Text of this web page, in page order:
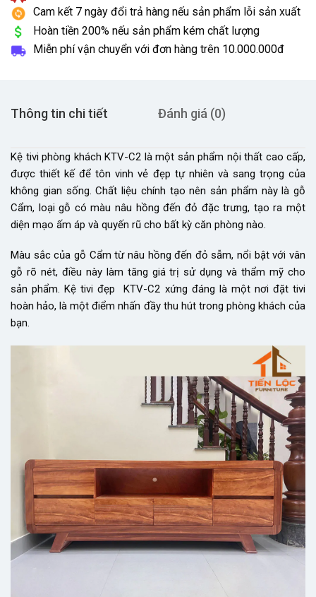
Cam kết 7 ngày đổi trả hàng nếu sản phẩm lỗi sản xuất
Hoàn tiền 200% nếu sản phẩm kém chất lượng
Miễn phí vận chuyển với đơn hàng trên 10.000.000đ
Thông tin chi tiết Đánh giá (0)
Kệ tivi phòng khách KTV-C2 là một sản phẩm nội thất cao cấp,
được thiết kế để tôn vinh vẻ đẹp tự nhiên và sang trọng của
không gian sống. Chất liệu chính tạo nên sản phẩm này là gỗ
Cẩm, loại gỗ có màu nâu hồng đến đỏ đặc trưng, tạo ra một
diện mạo ấm áp và quyến rũ cho bất kỳ căn phòng nào.
Màu sắc của gỗ Cẩm từ nâu hồng đến đỏ sẫm, nổi bật với vân
gỗ rõ nét, điều này làm tăng giá trị sử dụng và thẩm mỹ cho
sản phẩm. Kệ tivi đẹp KTV-C2 xứng đáng là một nơi đặt tivi
hoàn hảo, là một điểm nhấn đầy thu hút trong phòng khách của
bạn.